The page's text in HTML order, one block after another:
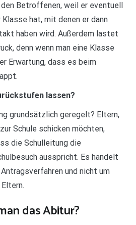
Betroffenen, weil er eventuell
hat, mit denen er dann
haben wird. Außerdem lastet
denn wenn man eine Klasse
Erwartung, dass es beim
lassen?
grundsätzlich geregelt? Eltern,
Schule schicken möchten,
die Schulleitung die
ausspricht. Es handelt
und nicht um
das Abitur?